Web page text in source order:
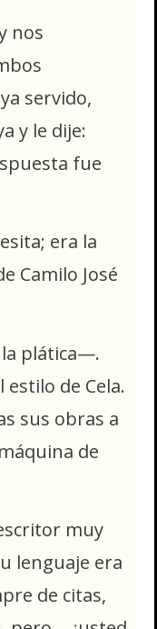
nos
servido,
y le dije:
fue
era la
Camilo José
plática—.
de Cela.
sus obras a
de
muy
lenguaje era
de citas,